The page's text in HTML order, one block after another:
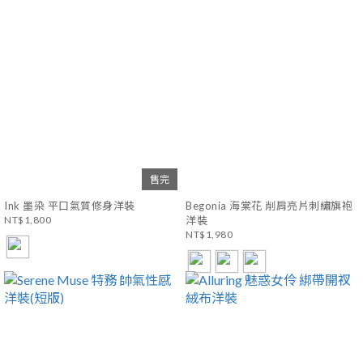
售完
Ink 墨染 平口氣質修身洋裝
NT$1,800
Begonia 海棠花 削肩亮片刺繡旗袍
洋裝
NT$1,980